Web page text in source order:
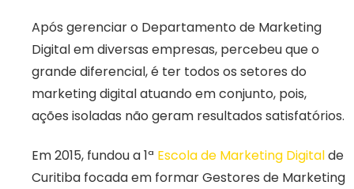
Após gerenciar o Departamento de Marketing
Digital em diversas empresas, percebeu que o
grande diferencial, é ter todos os setores do
marketing digital atuando em conjunto, pois,
ações isoladas não geram resultados satisfatórios.
Em 2015, fundou a 1ª Escola de Marketing Digitalde
Curitiba focada em formar Gestores de Marketing